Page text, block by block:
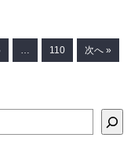
… 110 次へ »